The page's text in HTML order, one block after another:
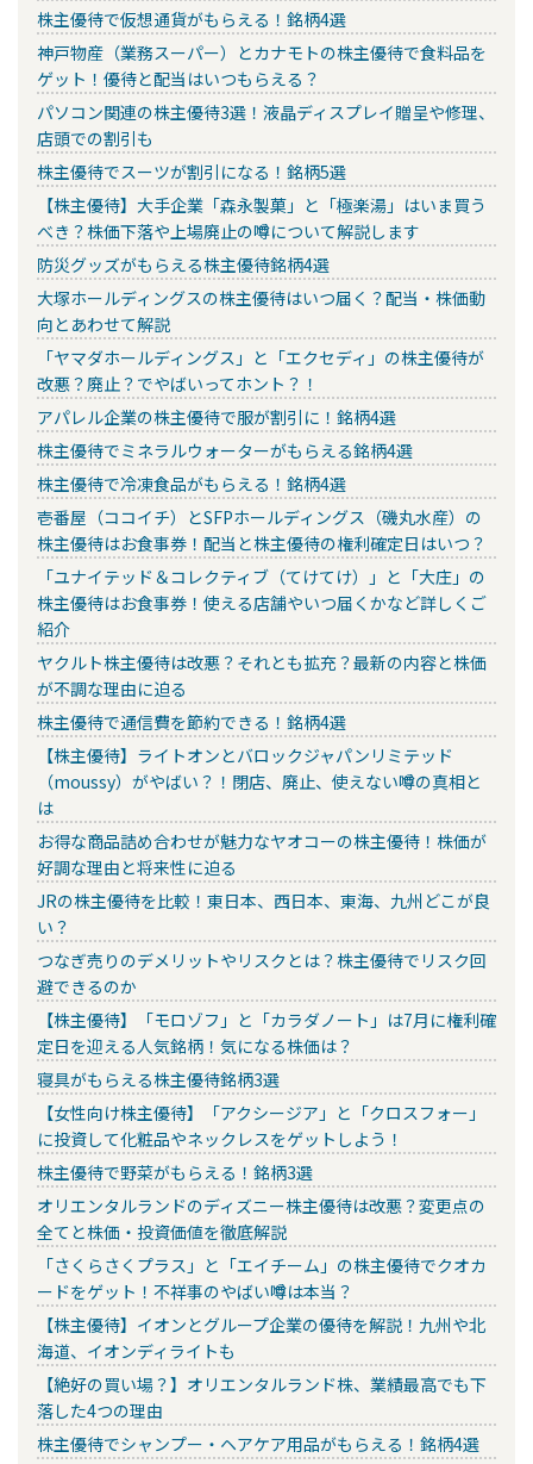
株主優待で仮想通貨がもらえる！銘柄4選
神戸物産（業務スーパー）とカナモトの株主優待で食料品を
ゲット！優待と配当はいつもらえる？
パソコン関連の株主優待3選！液晶ディスプレイ贈呈や修理、
店頭での割引も
株主優待でスーツが割引になる！銘柄5選
【株主優待】大手企業「森永製菓」と「極楽湯」はいま買う
べき？株価下落や上場廃止の噂について解説します
防災グッズがもらえる株主優待銘柄4選
大塚ホールディングスの株主優待はいつ届く？配当・株価動
向とあわせて解説
「ヤマダホールディングス」と「エクセディ」の株主優待が
改悪？廃止？でやばいってホント？！
アパレル企業の株主優待で服が割引に！銘柄4選
株主優待でミネラルウォーターがもらえる銘柄4選
株主優待で冷凍食品がもらえる！銘柄4選
壱番屋（ココイチ）とSFPホールディングス（磯丸水産）の
株主優待はお食事券！配当と株主優待の権利確定日はいつ？
「ユナイテッド＆コレクティブ（てけてけ）」と「大庄」の
株主優待はお食事券！使える店舗やいつ届くかなど詳しくご
紹介
ヤクルト株主優待は改悪？それとも拡充？最新の内容と株価
が不調な理由に迫る
株主優待で通信費を節約できる！銘柄4選
【株主優待】ライトオンとバロックジャパンリミテッド
（moussy）がやばい？！閉店、廃止、使えない噂の真相と
は
お得な商品詰め合わせが魅力なヤオコーの株主優待！株価が
好調な理由と将来性に迫る
JRの株主優待を比較！東日本、西日本、東海、九州どこが良
い？
つなぎ売りのデメリットやリスクとは？株主優待でリスク回
避できるのか
【株主優待】「モロゾフ」と「カラダノート」は7月に権利確
定日を迎える人気銘柄！気になる株価は？
寝具がもらえる株主優待銘柄3選
【女性向け株主優待】「アクシージア」と「クロスフォー」
に投資して化粧品やネックレスをゲットしよう！
株主優待で野菜がもらえる！銘柄3選
オリエンタルランドのディズニー株主優待は改悪？変更点の
全てと株価・投資価値を徹底解説
「さくらさくプラス」と「エイチーム」の株主優待でクオカ
ードをゲット！不祥事のやばい噂は本当？
【株主優待】イオンとグループ企業の優待を解説！九州や北
海道、イオンディライトも
【絶好の買い場？】オリエンタルランド株、業績最高でも下
落した4つの理由
株主優待でシャンプー・ヘアケア用品がもらえる！銘柄4選